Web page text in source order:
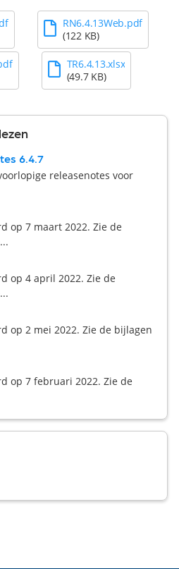
RN6.4.13Web.pdf
(122 KB)
TR6.4.13.xlsx
(49.7 KB)
6.4.7
releasenotes voor
op 7 maart 2022. Zie de
op 4 april 2022. Zie de
op 2 mei 2022. Zie de bijlagen
op 7 februari 2022. Zie de